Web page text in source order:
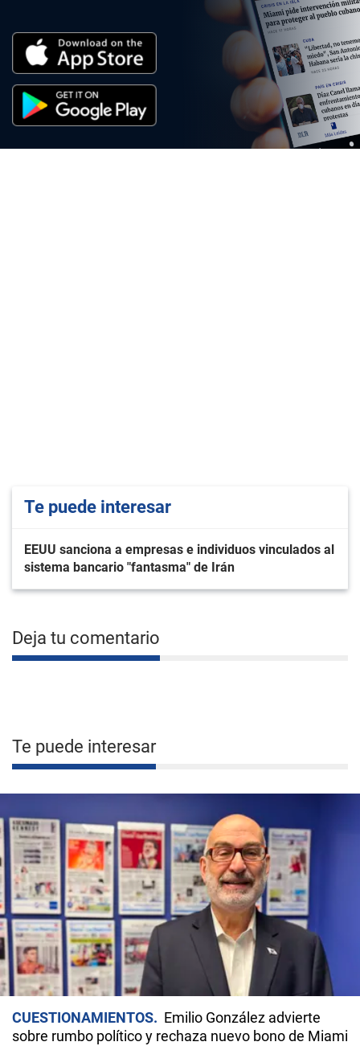
Te puede interesar
EEUU sanciona a empresas e individuos vinculados al
sistema bancario "fantasma" de Irán
Deja tu comentario
Te puede interesar
CUESTIONAMIENTOS
Emilio González advierte
sobre rumbo político y rechaza nuevo bono de Miami